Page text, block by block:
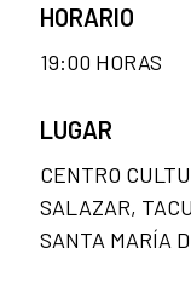
HORARIO
19:00 HORAS
LUGAR
CENTRO
SALAZAR,
SANTA MARÍA